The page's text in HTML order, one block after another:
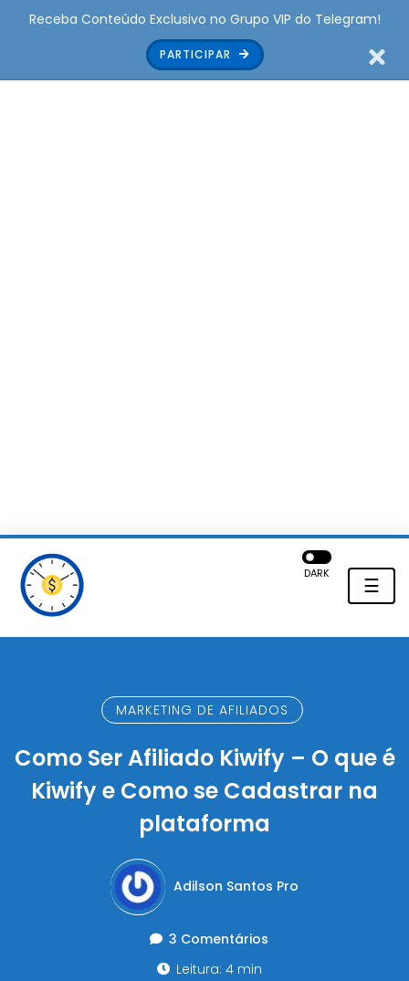
Receba Conteúdo Exclusivo no Grupo VIP do Telegram!
PARTICIPAR
☰
DARK
MARKETING DE AFILIADOS
Como Ser Afiliado Kiwify – O que é
Kiwify e Como se Cadastrar na
plataforma
Adilson Santos Pro
3 Comentários
Leitura: 4 min